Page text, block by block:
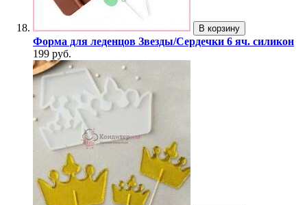
В корзину
Форма для леденцов Звезды/Сердечки 6 яч. силикон
199 руб.